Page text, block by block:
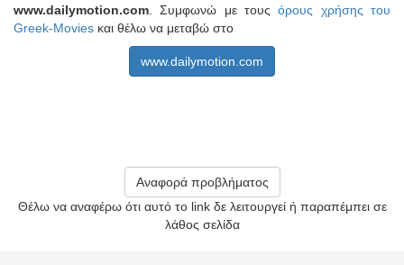
www.dailymotion.com . Συμφωνώ με τουςόρους χρήσης του
Greek-Movies και θέλω να μεταβώ στο
www.dailymotion.com
Αναφορά προβλήματος
Θέλω να αναφέρω ότι αυτό το link δε λειτουργεί ή παραπέμπει σε
λάθος σελίδα